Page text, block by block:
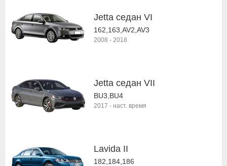
Jetta седан VI
162,163,AV2,AV3
2008 - 2018
Jetta седан VII
BU3,BU4
2017 - наст. время
Lavida II
182,184,186